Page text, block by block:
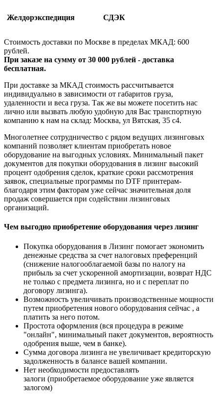
Желдорэкспедиция СДЭК
Стоимость доставки по Москве в пределах МКАД: 600
рублей.
При заказе на сумму от 30 000 рублей - доставка
бесплатная.
При доставке за МКАД стоимость рассчитывается
индивидуально в зависимости от габаритов груза,
удаленности и веса груза. Так же вы можете посетить нас
лично или вызвать любую удобную для Вас транспортную
компанию к нам на склад: Москва, ул Вятская, 35 c4.
Многолетнее сотрудничество с рядом ведущих лизинговых
компаний позволяет клиентам приобретать новое
оборудование на выгодных условиях. Минимальный пакет
документов для покупки оборудования в лизинг высокий
процент одобрения сделок, краткие сроки рассмотрения
заявок, специальные программы по DTF принтерам-
благодаря этим факторам уже сейчас значительная доля
продаж совершается при содействии лизинговых
организаций.
Чем выгодно приобретение оборудования через лизинг
Покупка оборудования в Лизинг помогает экономить
денежные средства за счет налоговых преференций
(снижение налогооблагаемой базы по налогу на
прибыль за счет ускоренной амортизации, возврат НДС
не только с предмета лизинга, но и с переплат по
договору лизинга).
Возможность увеличивать производственные мощности
путем приобретения нового оборудования сейчас , а
платить за него потом.
Простота оформления (вся процедура в режиме
"онлайн", минимальный пакет документов, вероятность
одобрения выше, чем в банке).
Сумма договора лизинга не увеличивает кредиторскую
задолженность в балансе вашей компании.
Нет необходимости предоставлять
залоги (приобретаемое оборудование уже является
залогом)